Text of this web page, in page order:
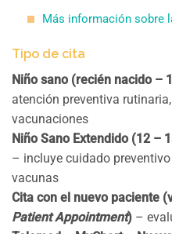
Más información sobre
Tipo de cita
Niño sano (recién nacido –
atención preventiva
vacunaciones
Niño Sano Extendido (12 –
– incluye cuidado
vacunas
Cita con el nuevo paciente
Patient Appointment) –